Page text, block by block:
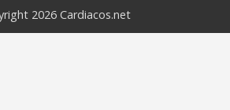
2026 Cardiacos.net